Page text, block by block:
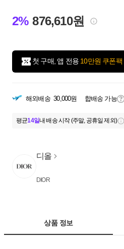
2% 876,610원
첫 구매, 앱 전용 10만원 쿠폰팩
해외배송 30,000원 합배송 가능
평균14일내 배송 시작 (주말, 공휴일 제외)
디올
DIOR
상품 정보